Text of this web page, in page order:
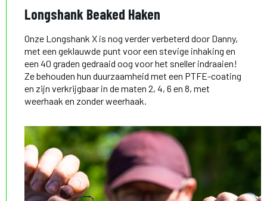
Longshank Beaked Haken
Onze Longshank X is nog verder verbeterd door Danny,
met een geklauwde punt voor een stevige inhaking en
een 40 graden gedraaid oog voor het sneller indraaien!
Ze behouden hun duurzaamheid met een PTFE-coating
en zijn verkrijgbaar in de maten 2, 4, 6 en 8, met
weerhaak en zonder weerhaak.